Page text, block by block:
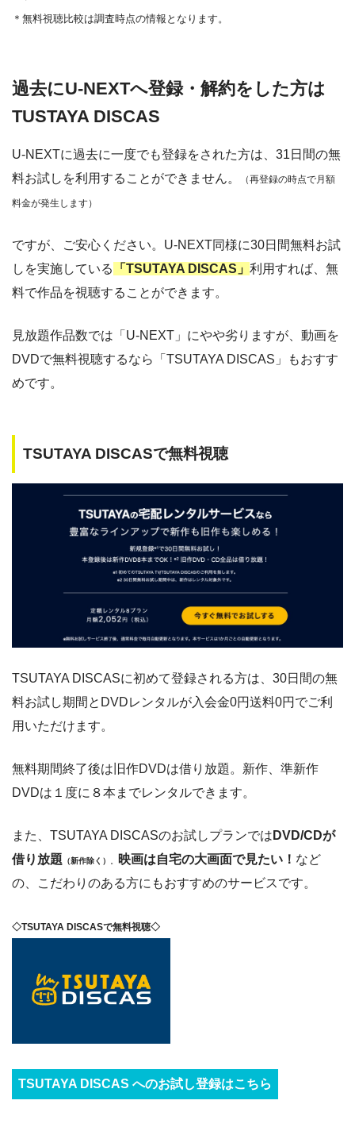
＊無料視聴比較は調査時点の情報となります。
過去にU-NEXTへ登録・解約をした方は
TUSTAYA DISCAS
U-NEXTに過去に一度でも登録をされた方は、31日間の無
料お試しを利用することができません。
（再登録の時点で月額
料金が発生します）
ですが、ご安心ください。U-NEXT同様に30日間無料お試
しを実施している
「TSUTAYA DISCAS」 利用すれば、無
料で作品を視聴することができます。
見放題作品数では「U-NEXT」にやや劣りますが、動画を
DVDで無料視聴するなら「TSUTAYA DISCAS」もおすす
めです。
TSUTAYA DISCASで無料視聴
TSUTAYA DISCASに初めて登録される方は、30日間の無
料お試し期間とDVDレンタルが入会金0円送料0円でご利
用いただけます。
無料期間終了後は旧作DVDは借り放題。新作、準新作
DVDは１度に８本までレンタルできます。
また、TSUTAYA DISCASのお試しプランでは DVD/CDが
借り放題 （新作除く） 映画は自宅の大画面で見たい！ など
の、こだわりのある方にもおすすめのサービスです。
◇TSUTAYA DISCASで無料視聴◇
TSUTAYA DISCAS へのお試し登録はこちら